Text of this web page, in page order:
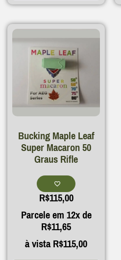
Bucking Maple Leaf
Super Macaron 50
Graus Rifle
R$115,00
Parcele em 12x de
R$11,65
à vistaR$115,00